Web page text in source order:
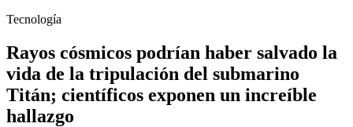
Tecnología
Rayos cósmicos podrían haber salvado la
vida de la tripulación del submarino
Titán; científicos exponen un increíble
hallazgo